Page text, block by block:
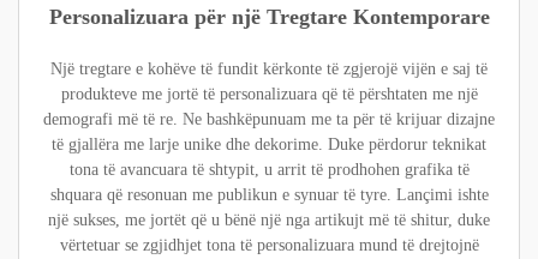
Personalizuara për një Tregtare Kontemporare
Një tregtare e kohëve të fundit kërkonte të zgjerojë vijën e saj të
produkteve me jortë të personalizuara që të përshtaten me një
demografi më të re. Ne bashkëpunuam me ta për të krijuar dizajne
të gjallëra me larje unike dhe dekorime. Duke përdorur teknikat
tona të avancuara të shtypit, u arrit të prodhohen grafika të
shquara që resonuan me publikun e synuar të tyre. Lançimi ishte
një sukses, me jortët që u bënë një nga artikujt më të shitur, duke
vërtetuar se zgjidhjet tona të personalizuara mund të drejtojnë